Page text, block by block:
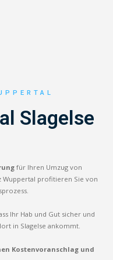
Slagelse
für Ihren Umzug von
Wuppertal profitieren Sie von
Ihr Hab und Gut sicher und
in Slagelse ankommt.
Kostenvoranschlag und